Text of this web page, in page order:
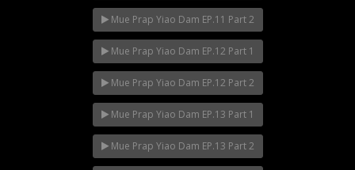
Mue Prap Yiao Dam EP.11 Part 2
Mue Prap Yiao Dam EP.12 Part 1
Mue Prap Yiao Dam EP.12 Part 2
Mue Prap Yiao Dam EP.13 Part 1
Mue Prap Yiao Dam EP.13 Part 2